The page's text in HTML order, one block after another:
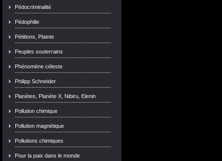
Pédocriminalité
Pédophilie
Pétitions, Plainte
Peuples souterrains
Phénomène céleste
Philipp Schneider
Planètes, Planète X, Nibiru, Elenin
Pollution chimique
Pollution magnétique
Pollutions chimiques
Pour la paix dans le monde